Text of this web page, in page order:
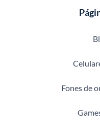
Fones de